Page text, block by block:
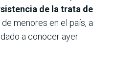
de la trata de
menores en el país, a
a conocer ayer